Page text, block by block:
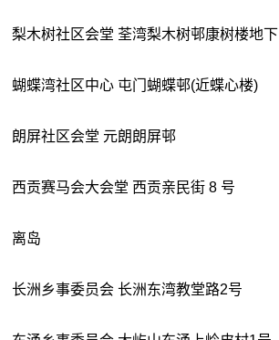
梨木树社区会堂 荃湾梨木树邨康树楼地下
蝴蝶湾社区中心 屯门蝴蝶邨(近蝶心楼)
朗屏社区会堂 元朗朗屏邨
西贡赛马会大会堂 西贡亲民街 8 号
离岛
长洲乡事委员会 长洲东湾教堂路2号